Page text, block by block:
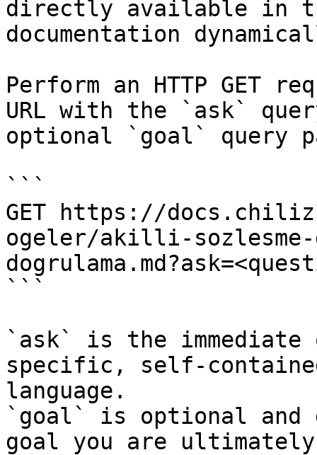
directly available in
documentation
Perform an HTTP GET
URL with the `ask`
optional `goal` query
```
GET https://
ogeler/akilli-
```
`ask` is the
specific, self-
language.
`goal` is optional and
goal you are